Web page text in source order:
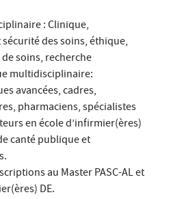
: Clinique,
des soins, éthique,
soins, recherche
multidisciplinaire:
avancées, cadres,
pharmaciens, spécialistes
en école d’infirmier(ères)
canté publique et
au Master PASC-AL et
DE.